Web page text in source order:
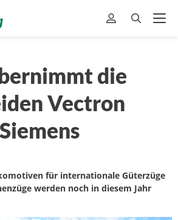
die
Vectron
für internationale Güterzüge
werden noch in diesem Jahr